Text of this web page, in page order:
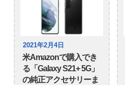
2021年2月4日
米Amazonで購入でき
る「Galaxy S21+ 5G」
の純正アクセサリーま